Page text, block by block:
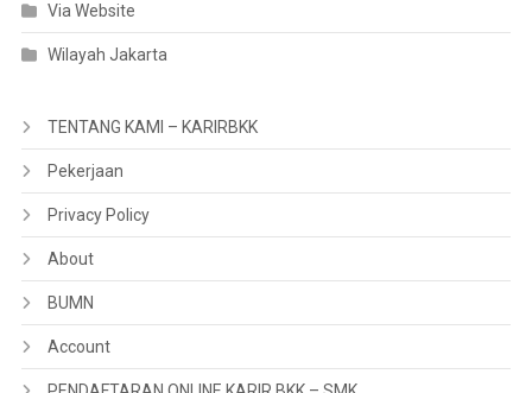
Via Website
Wilayah Jakarta
TENTANG KAMI – KARIRBKK
Pekerjaan
Privacy Policy
About
BUMN
Account